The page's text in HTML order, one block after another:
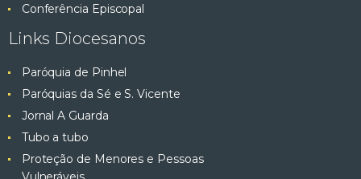
Conferência Episcopal
Links Diocesanos
Paróquia de Pinhel
Paróquias da Sé e S. Vicente
Jornal A Guarda
Tubo a tubo
Proteção de Menores e Pessoas